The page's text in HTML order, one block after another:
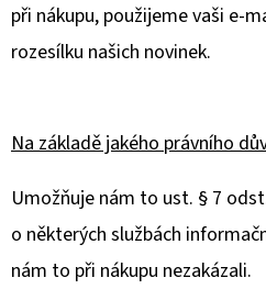
při nákupu, použijeme vaši e-
rozesílku našich novinek.
Na základě jakého právního
Umožňuje nám to ust. § 7
o některých službách
nám to při nákupu nezakázali.